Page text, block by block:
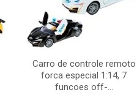
Carro de controle remoto
forca especial 1:14, 7
funcoes off-...